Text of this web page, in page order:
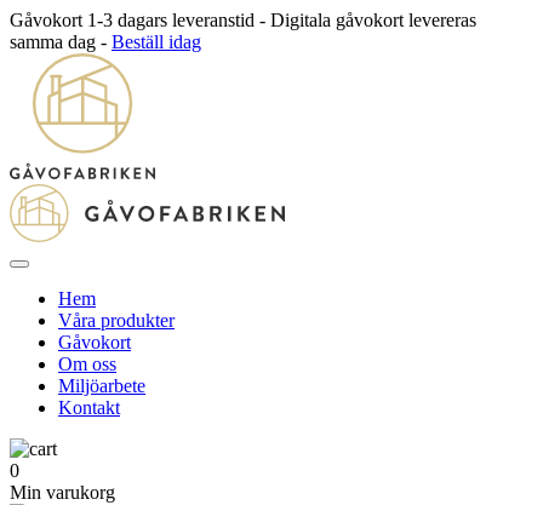
Gåvokort 1-3 dagars leveranstid - Digitala gåvokort levereras
samma dag - Beställ idag
Hem
Våra produkter
Gåvokort
Om oss
Miljöarbete
Kontakt
0
Min varukorg